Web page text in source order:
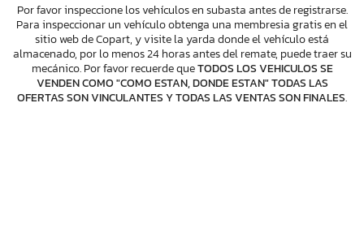
Por favor inspeccione los vehículos en subasta antes de registrarse.
Para inspeccionar un vehículo obtenga una membresia gratis en el
sitio web de Copart, y visite la yarda donde el vehículo está
almacenado, por lo menos 24 horas antes del remate, puede traer su
mecánico. Por favor recuerde queTODOS LOS VEHICULOS SE
VENDEN COMO "COMO ESTAN, DONDE ESTAN" TODAS LAS
OFERTAS SON VINCULANTES Y TODAS LAS VENTAS SON FINALES.